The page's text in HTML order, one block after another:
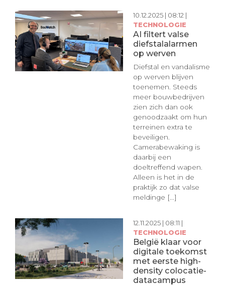
10.12.2025 | 08:12 |
TECHNOLOGIE
AI filtert valse
diefstalalarmen
op werven
Diefstal en vandalisme
op werven blijven
toenemen. Steeds
meer bouwbedrijven
zien zich dan ook
genoodzaakt om hun
terreinen extra te
beveiligen.
Camerabewaking is
daarbij een
doeltreffend wapen.
Alleen is het in de
praktijk zo dat valse
meldinge [...]
12.11.2025 | 08:11 |
TECHNOLOGIE
België klaar voor
digitale toekomst
met eerste high-
density colocatie-
datacampus